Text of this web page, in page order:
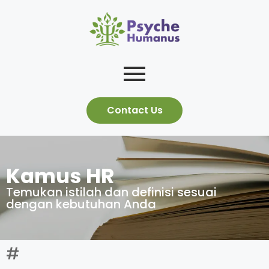
Contact Us
Kamus HR
Temukan istilah dan definisi sesuai
dengan kebutuhan Anda
#